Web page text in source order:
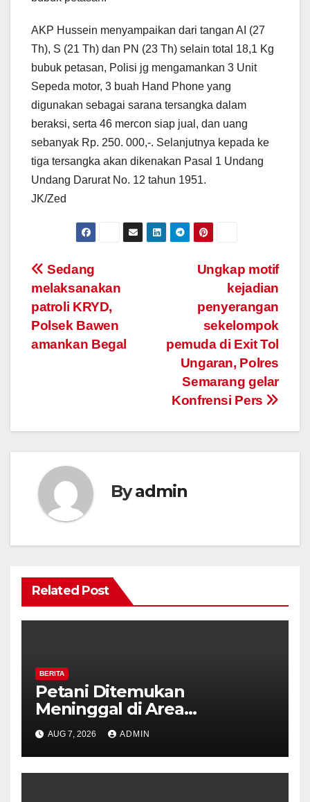
AKP Hussein menyampaikan dari tangan AI (27
Th), S (21 Th) dan PN (23 Th) selain total 18,1 Kg
bubuk petasan, Polisi jg mengamankan 3 Unit
Sepeda motor, 3 buah Hand Phone yang
digunakan sebagai sarana tersangka dalam
beraksi, serta 46 mercon siap jual, dan uang
sebanyak Rp. 250. 000,-. Selanjutnya kepada ke
tiga tersangka akan dikenakan Pasal 1 Undang
Undang Darurat No. 12 tahun 1951.
JK/Zed
Post
navigation
Ungkap motif
kejadian
penyerangan
sekelompok
pemuda di Exit Tol
Ungaran, Polres
Semarang gelar
Konfrensi Pers
Sedang
melaksanakan
patroli KRYD,
Polsek Bawen
amankan Begal
Byadmin
Related Post
BERITA
Petani Ditemukan
Meninggal di Area
Persawahan Kalibeji, Polisi
Pastikan Tidak Ada Tanda
Kekerasan
AUG 7, 2026 ADMIN